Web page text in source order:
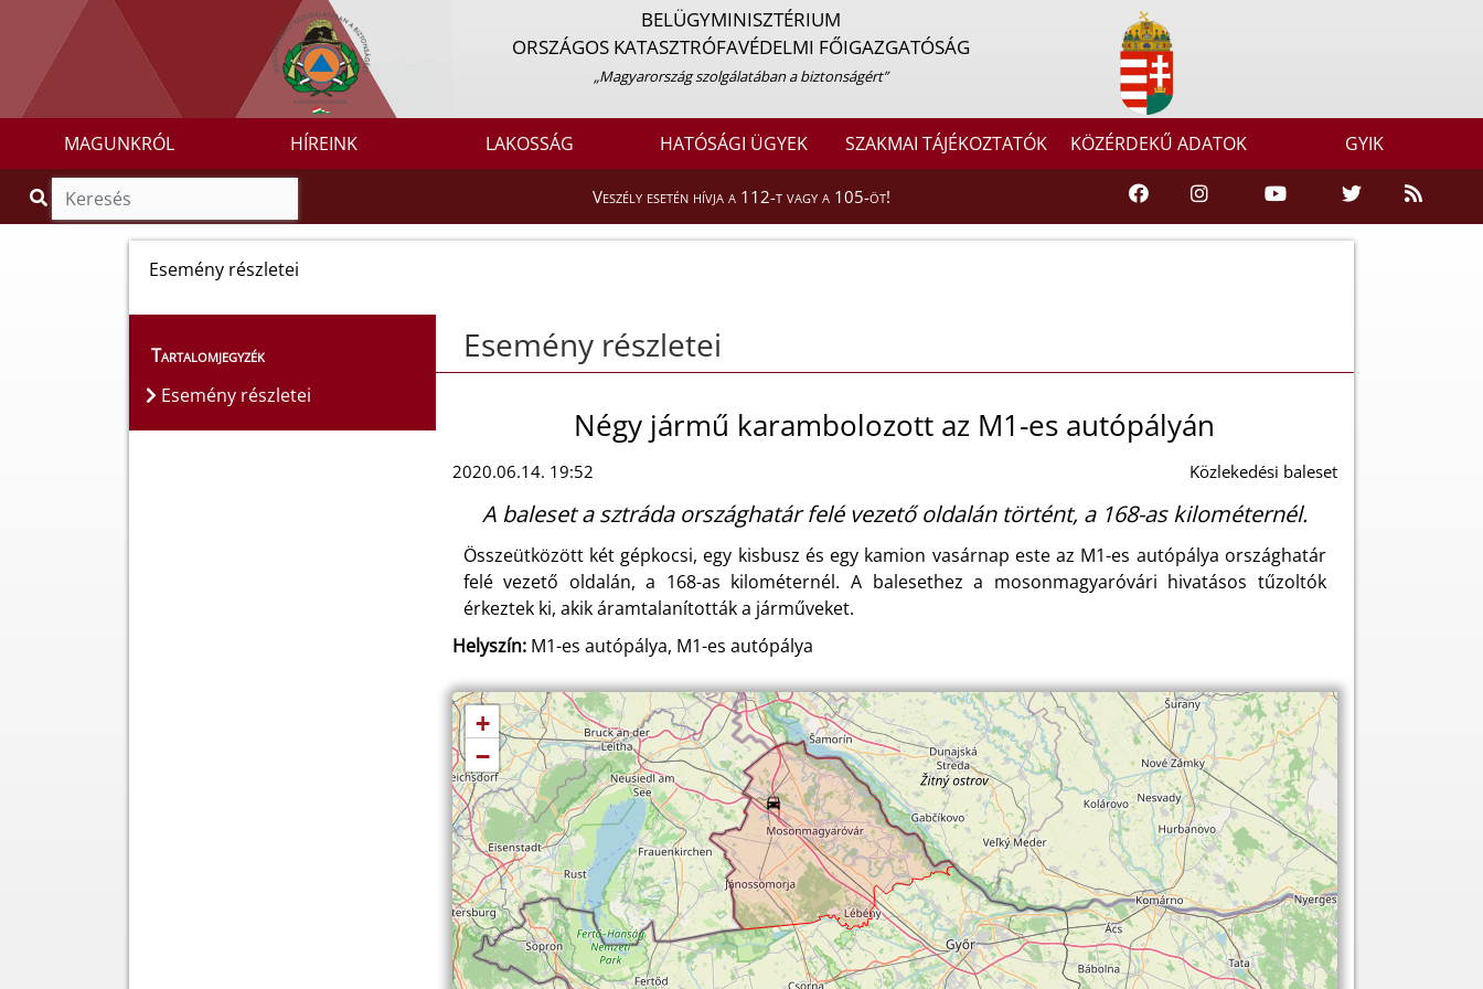
BELÜGYMINISZTÉRIUM
ORSZÁGOS KATASZTRÓFAVÉDELMI FŐIGAZGATÓSÁG
„Magyarország szolgálatában a biztonságért”
MAGUNKRÓL HÍREINK LAKOSSÁG HATÓSÁGI ÜGYEK SZAKMAI TÁJÉKOZTATÓK KÖZÉRDEKŰ ADATOK GYIK
Veszély esetén hívja a 112-t vagy a 105-öt!
Esemény részletei
Tartalomjegyzék
Esemény részletei
Esemény részletei
Négy jármű karambolozott az M1-es autópályán
2020.06.14. 19:52 Közlekedési baleset
A baleset a sztráda országhatár felé vezető oldalán történt, a 168-as kilométernél.
Összeütközött két gépkocsi, egy kisbusz és egy kamion vasárnap este az M1-es autópálya országhatár
felé vezető oldalán, a 168-as kilométernél. A balesethez a mosonmagyaróvári hivatásos tűzoltók
érkeztek ki, akik áramtalanították a járműveket.
Helyszín:M1-es autópálya, M1-es autópálya
+
−